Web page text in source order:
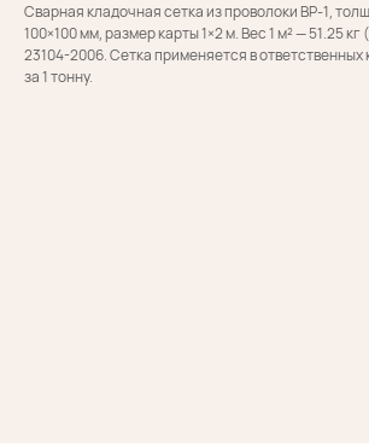
Сварная кладочная сетка из проволоки ВР-1,
100×100 мм, размер карты 1×2 м. Вес 1 м² — 51.25
23104-2006. Сетка применяется в ответственных
за 1 тонну.